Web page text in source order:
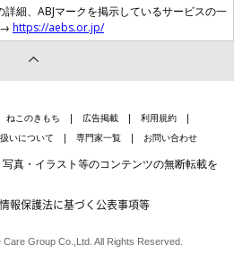
詳細、ABJマークを掲示しているサービスの一
→ https://aebs.or.jp/
ねこのきもち 広告掲載
利用規約
いについて 専門家一覧 お問い合わせ
真・イラスト等のコンテンツの無断転載を
報保護法に基づく公表事項等
Group Co.,Ltd. All Rights Reserved.